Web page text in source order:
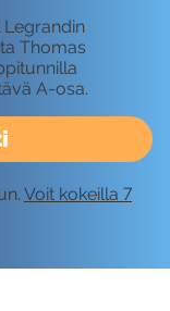
Legrandin
Thomas
A-osa.
Voit kokeilla 7